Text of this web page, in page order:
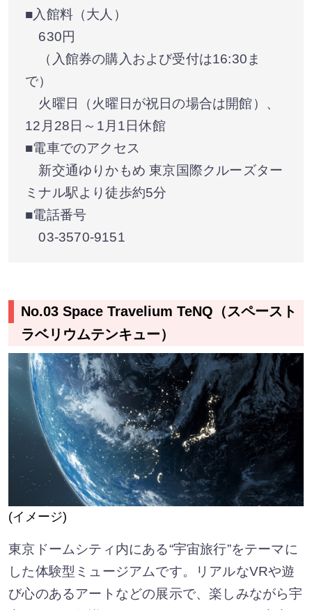
■入館料（大人）
630円
（入館券の購入および受付は16:30ま
で）
火曜日（火曜日が祝日の場合は開館）、
12月28日～1月1日休館
■電車でのアクセス
新交通ゆりかもめ 東京国際クルーズター
ミナル駅より徒歩約5分
■電話番号
03-3570-9151
No.03 Space Travelium TeNQ（スペースト
ラベリウムテンキュー）
(イメージ)
東京ドームシティ内にある“宇宙旅行”をテーマに
した体験型ミュージアムです。リアルなVRや遊
び心のあるアートなどの展示で、楽しみながら宇